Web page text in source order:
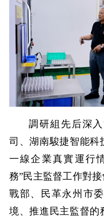
調研組先后深
司、湖南駿捷智能科
一線企業真實運行
務”民主監督工作對
戰部、民革永州市
境、推進民主監督的